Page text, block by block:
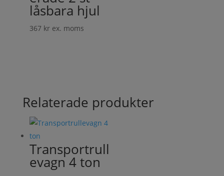
låsbara hjul
367 kr ex. moms
Relaterade produkter
Transportrull
evagn 4 ton